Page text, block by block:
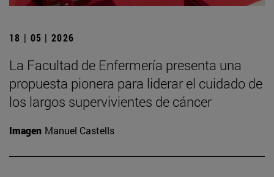
18 | 05 | 2026
La Facultad de Enfermería presenta una
propuesta pionera para liderar el cuidado de
los largos supervivientes de cáncer
Imagen Manuel Castells